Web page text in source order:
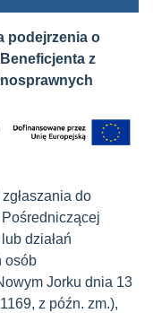
podejrzenia o
z
do
działań
osób
Jorku dnia 13
z późn. zm.),